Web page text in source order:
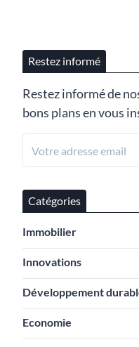
Restez informé
Restez informé de
bons plans en vous
Catégories
Immobilier
Innovations
Développement
Economie